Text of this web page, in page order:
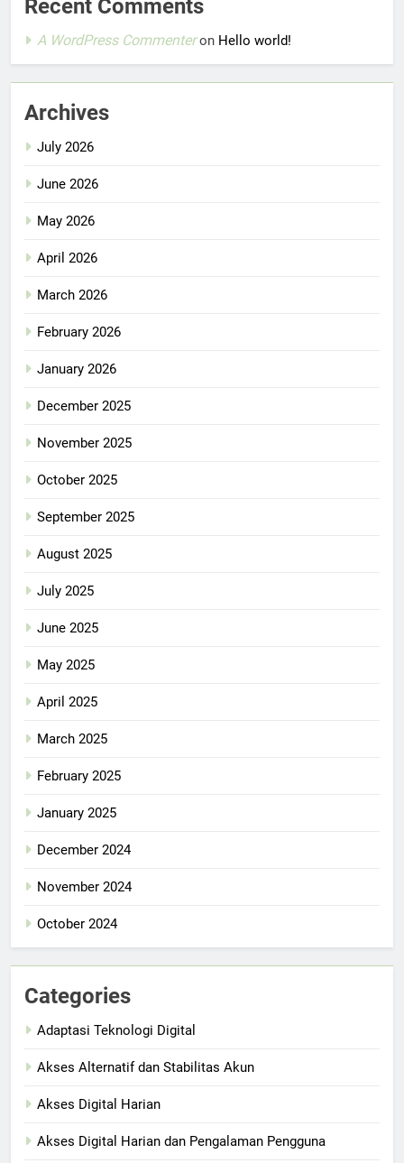
Recent Comments
A WordPress Commenteron Hello world!
Archives
July 2026
June 2026
May 2026
April 2026
March 2026
February 2026
January 2026
December 2025
November 2025
October 2025
September 2025
August 2025
July 2025
June 2025
May 2025
April 2025
March 2025
February 2025
January 2025
December 2024
November 2024
October 2024
Categories
Adaptasi Teknologi Digital
Akses Alternatif dan Stabilitas Akun
Akses Digital Harian
Akses Digital Harian dan Pengalaman Pengguna